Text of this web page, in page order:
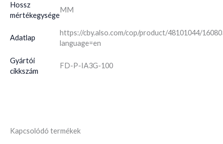
Hossz
mértékegysége
MM
Adatlap
https://cby.also.com/cop/product/48101044/
language=en
Gyártói
cikkszám
FD-P-IA3G-100
Kapcsolódó termékek